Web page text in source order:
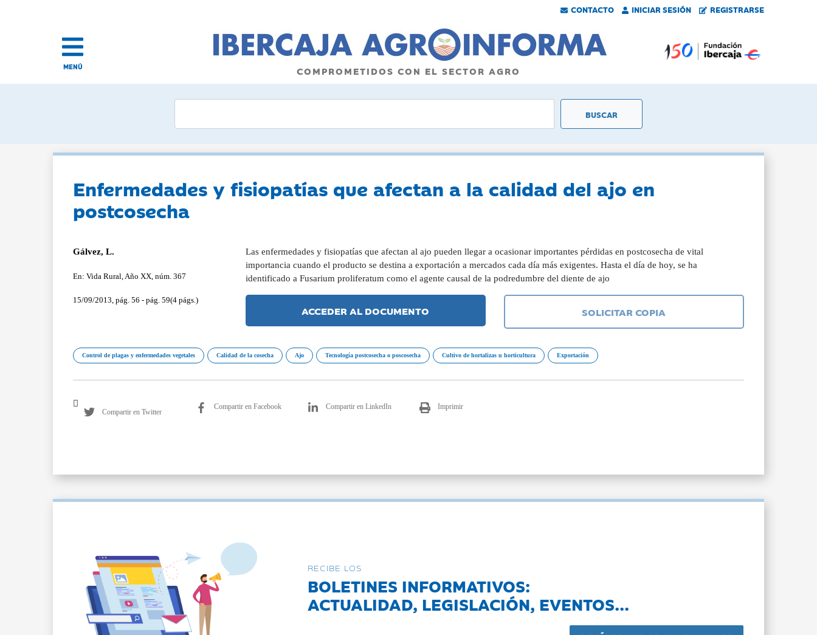
CONTACTO INICIAR SESIÓN REGISTRARSE
MENÚ COMPROMETIDOS CON EL SECTOR AGRO
Enfermedades y fisiopatías que afectan a la calidad del ajo en
postcosecha
Gálvez, L.
En: Vida Rural, Año XX, núm. 367
15/09/2013, pág. 56 - pág. 59(4 págs.)
Las enfermedades y fisiopatías que afectan al ajo pueden llegar a ocasionar importantes pérdidas en postcosecha de vital
importancia cuando el producto se destina a exportación a mercados cada día más exigentes. Hasta el día de hoy, se ha
identificado a Fusarium proliferatum como el agente causal de la podredumbre del diente de ajo
ACCEDER AL DOCUMENTO SOLICITAR COPIA
Control de plagas y enfermedades vegetales Calidad de la cosecha Ajo Tecnología postcosecha o poscosecha Cultivo de hortalizas u horticultura Exportación
Compartir en Twitter
Compartir en Facebook Compartir en LinkedIn Imprimir
RECIBE LOS
BOLETINES INFORMATIVOS:
ACTUALIDAD, LEGISLACIÓN, EVENTOS...